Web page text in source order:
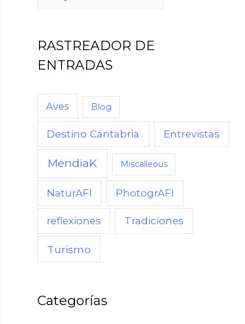
RASTREADOR DE
ENTRADAS
Aves Blog
Destino Cantabria Entrevistas
MendiaK Miscalleous
NaturAFI PhotogrAFI
reflexiones Tradiciones
Turismo
Categorías